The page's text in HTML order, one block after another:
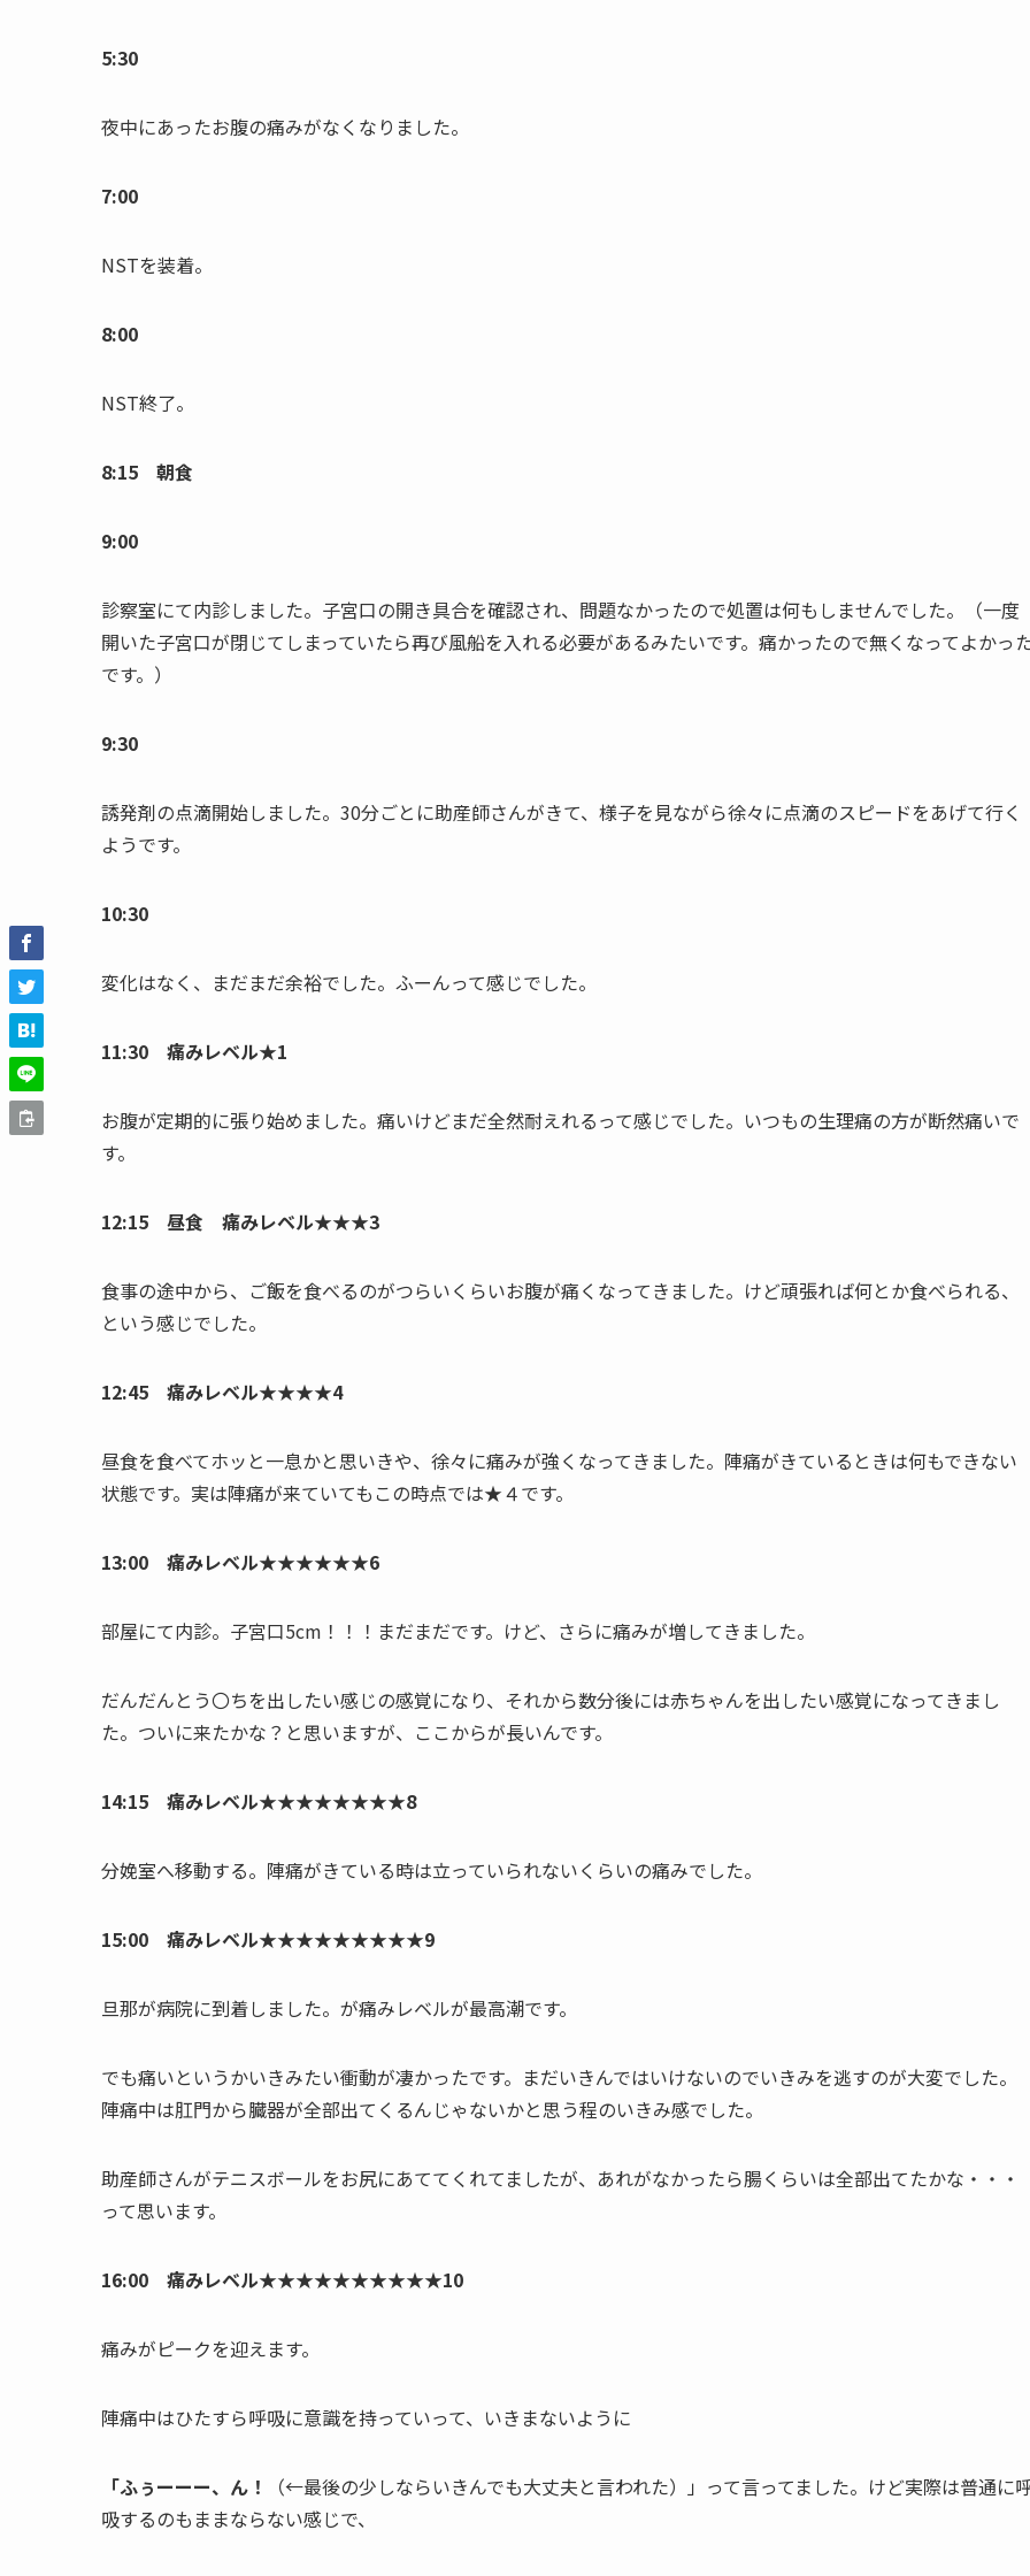
5:30
夜中にあったお腹の痛みがなくなりました。
7:00
NSTを装着。
8:00
NST終了。
8:15 朝食
9:00
診察室にて内診しました。子宮口の開き具合を確認され、 問題なかったので処置は何もしませんでした。（一度
開いた子宮口が閉じてしまっていたら再び風船を入れる必要があるみたいです。痛かったので無くなってよかっ
です。）
9:30
誘発剤の点滴開始しました。30分ごとに助産師さんがきて、様子を見ながら徐々に点滴のスピードをあげて行く
ようです。
10:30
変化はなく、まだまだ余裕でした。ふーんって感じでした。
11:30 痛みレベル★1
お腹が定期的に張り始めました。痛いけどまだ全然耐えれるって感じでした。いつもの生理痛の方が断然痛いで
す。
12:15 昼食 痛みレベル★★★3
食事の途中から、ご飯を食べるのがつらいくらいお腹が痛くなってきました。けど頑張れば何とか食べられる、
という感じでした。
12:45 痛みレベル★★★★4
昼食を食べてホッと一息かと思いきや、徐々に痛みが強くなってきました。 陣痛がきているときは何もできない
状態です。実は陣痛が来ていてもこの時点では★４です。
13:00 痛みレベル★★★★★★6
部屋にて内診。子宮口5cm！！！まだまだです。けど、さらに痛みが増してきました。
だんだんとう〇ちを出したい感じの感覚になり、それから数分後には赤ちゃんを出したい感覚になってきまし
た。ついに来たかな？と思いますが、ここからが長いんです。
14:15 痛みレベル★★★★★★★★8
分娩室へ移動する。陣痛がきている時は立っていられないくらいの痛みでした。
15:00 痛みレベル★★★★★★★★★9
旦那が病院に到着しました。が痛みレベルが最高潮です。
でも痛いというかいきみたい衝動が凄かったです。まだいきんではいけないのでいきみを逃すのが大変でした。
陣痛中は肛門から臓器が全部出てくるんじゃないかと思う程のいきみ感でした。
助産師さんがテニスボールをお尻にあててくれてましたが、 あれがなかったら腸くらいは全部出てたかな・・・
って思います。
16:00 痛みレベル★★★★★★★★★★10
痛みがピークを迎えます。
陣痛中はひたすら呼吸に意識を持っていって、いきまないように
「ふぅーーー、ん！ （←最後の少しならいきんでも大丈夫と言われた）」 って言ってました。けど実際は普通に
吸するのもままならない感じで、